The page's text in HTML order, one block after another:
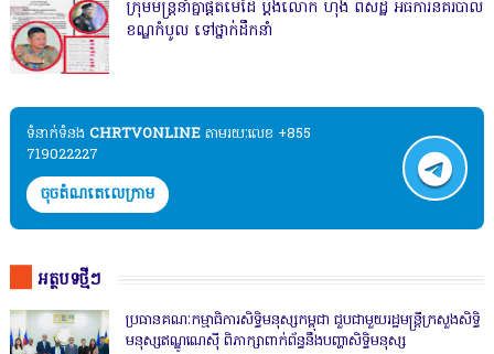
ក្រុមមន្ត្រីនាំគ្នាផ្ដិតមេដៃ ប្ដឹងលោក ហុង ពិសិដ្ឋ អធិការនគរបាល
ខណ្ឌកំបូល ទៅថ្នាក់ដឹកនាំ
ទំនាក់ទំនង​​ CHRTVONLINE តាមរយៈលេខ +855
719022227
ចុចតំណតេលេក្រាម
អត្ថបទថ្មីៗ
ប្រធានគណៈកម្មាធិការសិទ្ធិមនុស្សកម្ពុជា ជួបជាមួយរដ្ឋមន្ត្រីក្រសួងសិទ្ធិ
មនុស្សឥណ្ឌូណេស៊ី ពិភាក្សាពាក់ព័ន្ធនឹងបញ្ហាសិទ្ធិមនុស្ស